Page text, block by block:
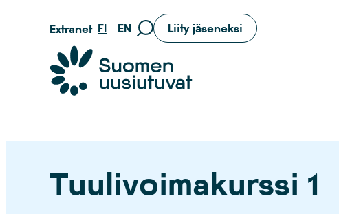
sisältöön
Extranet FI EN
Siirry
Liity jäseneksi
Suomen uusiutuvat ry
Tuulivoimakurssi 1